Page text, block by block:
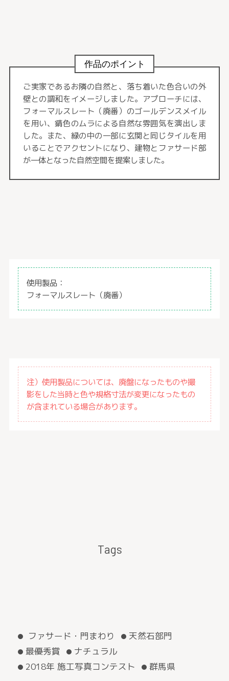
作品のポイント
ご実家であるお隣の自然と、落ち着いた色合いの外
壁との調和をイメージしました。アプローチには、
フォーマルスレート（廃番）のゴールデンスメイル
を用い、錆色のムラによる自然な雰囲気を演出しま
した。また、緑の中の一部に玄関と同じタイルを用
いることでアクセントになり、建物とファサード部
が一体となった自然空間を提案しました。
使用製品：
フォーマルスレート（廃番）
注）使用製品については、廃盤になったものや撮
影をした当時と色や規格寸法が変更になったもの
が含まれている場合があります。
Tags
ファサード・門まわり
天然石部門
最優秀賞
ナチュラル
2018年 施工写真コンテスト
群馬県